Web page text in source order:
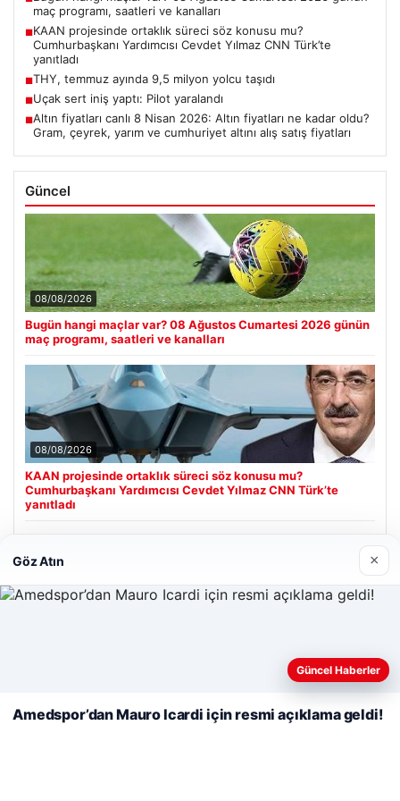
maç programı, saatleri ve kanalları
■KAAN projesinde ortaklık süreci söz konusu mu?
Cumhurbaşkanı Yardımcısı Cevdet Yılmaz CNN Türk’te
yanıtladı
■THY, temmuz ayında 9,5 milyon yolcu taşıdı
■Uçak sert iniş yaptı: Pilot yaralandı
■Altın fiyatları canlı 8 Nisan 2026: Altın fiyatları ne kadar oldu?
Gram, çeyrek, yarım ve cumhuriyet altını alış satış fiyatları
Güncel
08/08/2026
Bugün hangi maçlar var? 08 Ağustos Cumartesi 2026 günün
maç programı, saatleri ve kanalları
08/08/2026
KAAN projesinde ortaklık süreci söz konusu mu?
Cumhurbaşkanı Yardımcısı Cevdet Yılmaz CNN Türk’te
yanıtladı
deneyiminizi kişiselleştirmek ve geliştirmek amacıyla çerezler
Reddet Kabul Et
Göz Atın ×
Güncel Haberler
Amedspor’dan Mauro Icardi için resmi açıklama geldi!